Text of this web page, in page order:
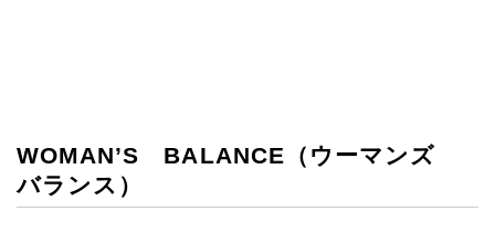
WOMAN’S BALANCE（ウーマンズ
バランス）